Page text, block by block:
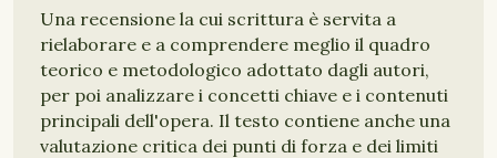
Una recensione la cui scrittura è servita a
rielaborare e a comprendere meglio il quadro
teorico e metodologico adottato dagli autori,
per poi analizzare i concetti chiave e i contenuti
principali dell'opera. Il testo contiene anche una
valutazione critica dei punti di forza e dei limiti